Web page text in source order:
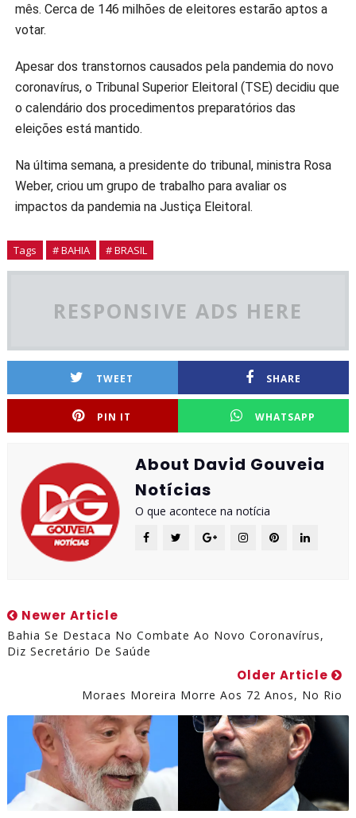
mês. Cerca de 146 milhões de eleitores estarão aptos a
votar.
Apesar dos transtornos causados pela pandemia do novo
coronavírus, o Tribunal Superior Eleitoral (TSE) decidiu que
o calendário dos procedimentos preparatórios das
eleições está mantido.
Na última semana, a presidente do tribunal, ministra Rosa
Weber, criou um grupo de trabalho para avaliar os
impactos da pandemia na Justiça Eleitoral.
Tags # BAHIA # BRASIL
RESPONSIVE ADS HERE
TWEET SHARE
PIN IT WHATSAPP
About David Gouveia
Notícias
O que acontece na notícia
Newer Article
Bahia Se Destaca No Combate Ao Novo Coronavírus,
Diz Secretário De Saúde
Older Article
Moraes Moreira Morre Aos 72 Anos, No Rio